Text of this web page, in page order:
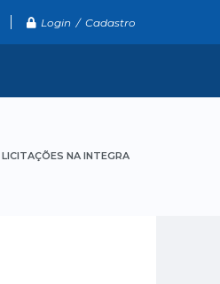
Login / Cadastro
LICITAÇÕES NA INTEGRA